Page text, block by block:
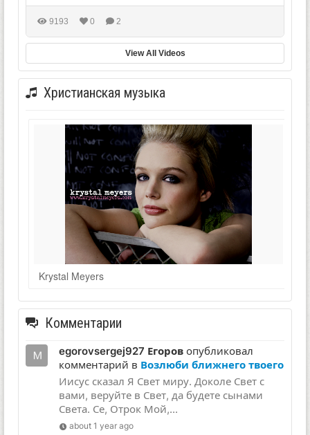
9193 0 2
View All Videos
Христианская музыка
Krystal Meyers
Комментарии
egorovsergej927 Егоров опубликовал
комментарий в Возлюби ближнего твоего
Иисус сказал Я Свет миру. Доколе Свет с
вами, веруйте в Свет, да будете сынами
Света. Се, Отрок Мой,...
about 1 year ago